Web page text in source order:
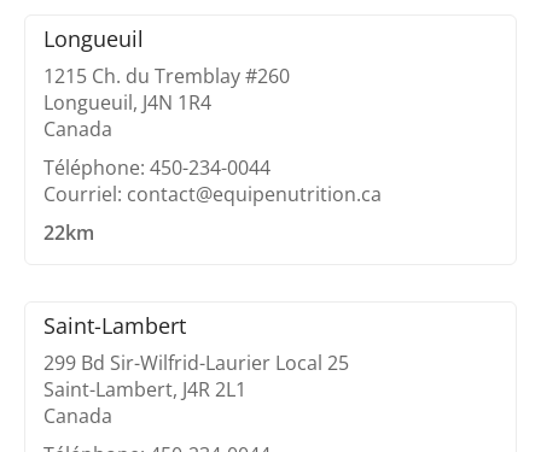
Longueuil
1215 Ch. du Tremblay #260
Longueuil, J4N 1R4
Canada
Téléphone: 450-234-0044
Courriel: contact@equipenutrition.ca
22km
Saint-Lambert
299 Bd Sir-Wilfrid-Laurier Local 25
Saint-Lambert, J4R 2L1
Canada